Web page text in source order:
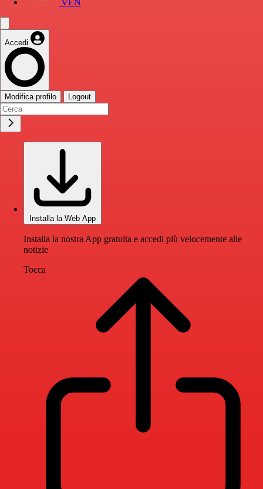
VEN
Accedi
Modifica profilo Logout
Installa la Web App
Installa la nostra App gratuita e accedi più velocemente alle
notizie
Tocca